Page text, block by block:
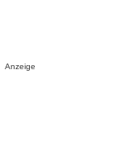
Anzeige